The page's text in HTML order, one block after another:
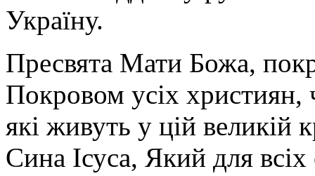
Україну.
Пресвята Мати Божа,
Покровом усіх християн,
які живуть у цій великій
Сина Ісуса, Який для